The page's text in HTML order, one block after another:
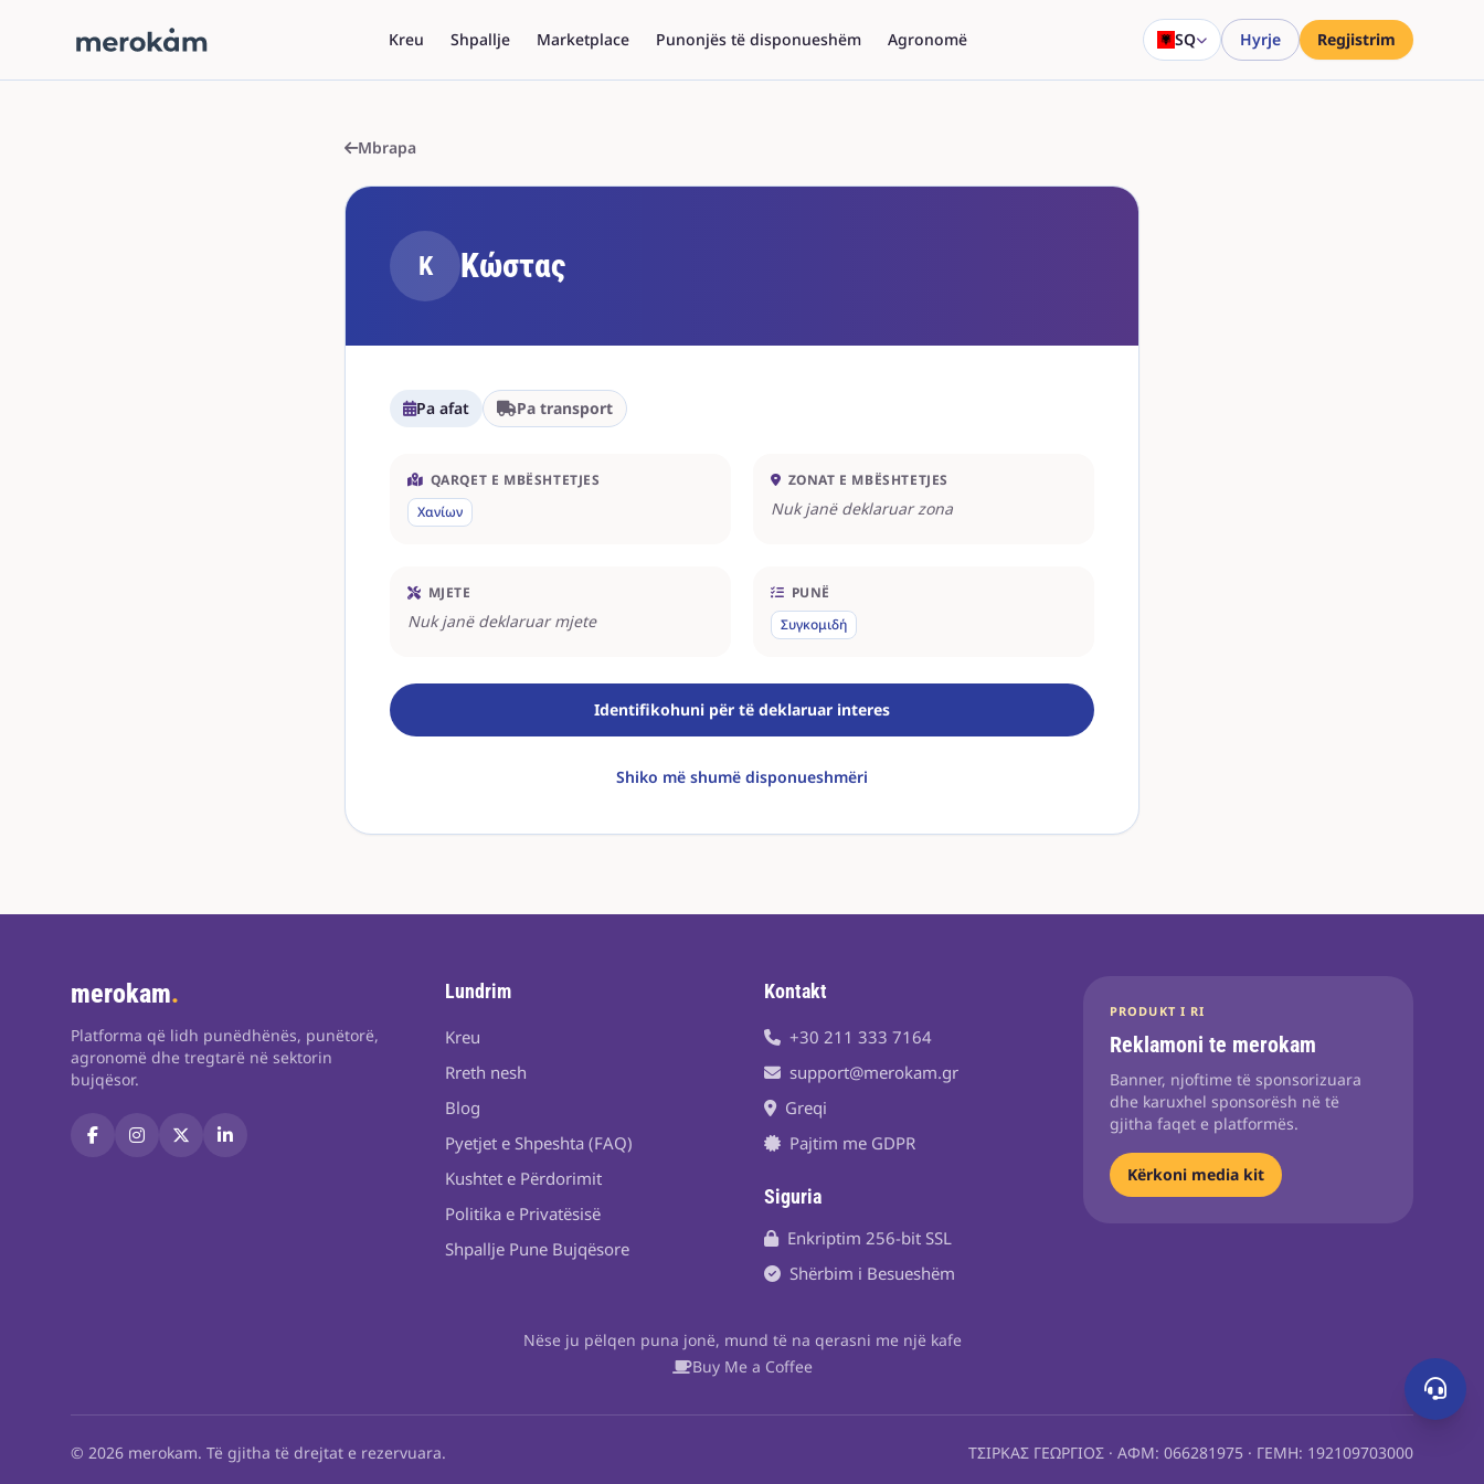
Kreu Shpallje Marketplace Punonjës të disponueshëm Agronomë SQ Hyrje Regjistrim
Mbrapa
Κ Κώστας
Pa afat Pa transport
QARQET E MBËSHTETJES
Χανίων
ZONAT E MBËSHTETJES
Nuk janë deklaruar zona
MJETE
Nuk janë deklaruar mjete
PUNË
Συγκομιδή
Identifikohuni për të deklaruar interes
Shiko më shumë disponueshmëri
merokam.
Platforma që lidh punëdhënës, punëtorë,
agronomë dhe tregtarë në sektorin
bujqësor.
Lundrim
Kreu
Rreth nesh
Blog
Pyetjet e Shpeshta (FAQ)
Kushtet e Përdorimit
Politika e Privatësisë
Shpallje Pune Bujqësore
Kontakt
+30 211 333 7164
support@merokam.gr
Greqi
Pajtim me GDPR
Siguria
Enkriptim 256-bit SSL
Shërbim i Besueshëm
PRODUKT I RI
Reklamoni te merokam
Banner, njoftime të sponsorizuara
dhe karuxhel sponsorësh në të
gjitha faqet e platformës.
Kërkoni media kit
Nëse ju pëlqen puna jonë, mund të na qerasni me një kafe
Buy Me a Coffee
© 2026 merokam. Të gjitha të drejtat e rezervuara. ΤΣΙΡΚΑΣ ΓΕΩΡΓΙΟΣ · ΑΦΜ: 066281975 · ΓΕΜΗ: 192109703000